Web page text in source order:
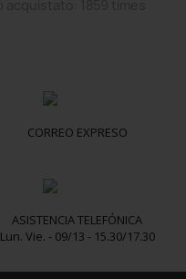
CORREO EXPRESO
ASISTENCIA TELEFÓNICA
Lun. Vie. - 09/13 - 15.30/17.30